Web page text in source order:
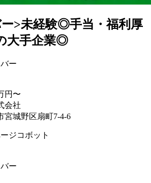
>未経験◎手当・福利厚
大手企業◎
ー
円〜
会社
宮城野区扇町7-4-6
ジコボット
ー